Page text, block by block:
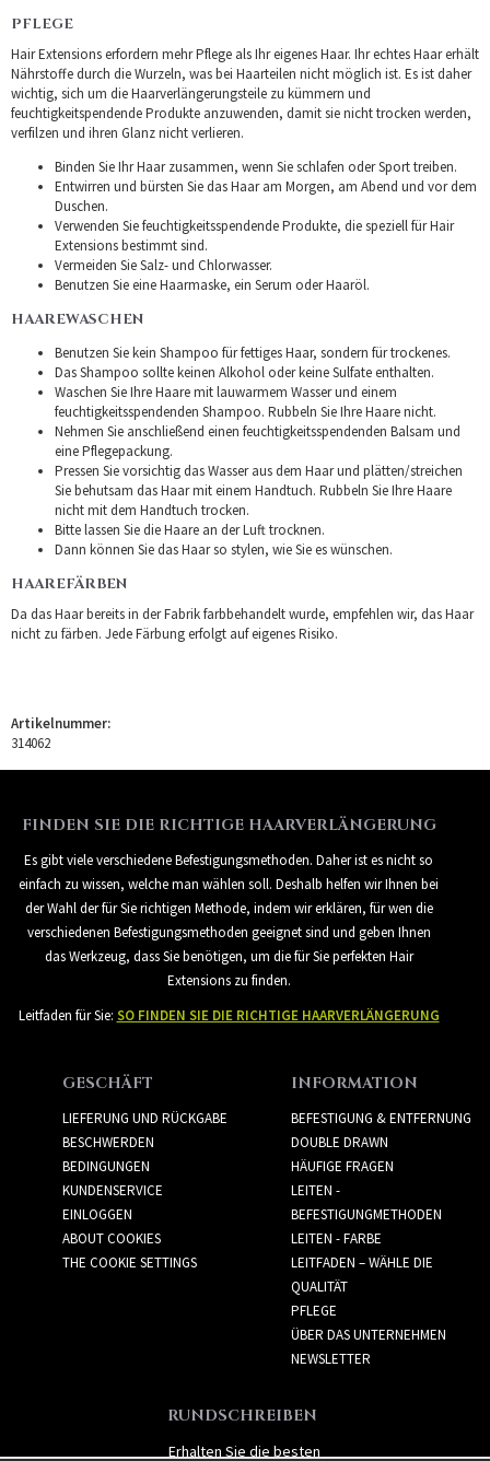
PFLEGE
Hair Extensions erfordern mehr Pflege als Ihr eigenes Haar. Ihr echtes Haar erhält
Nährstoffe durch die Wurzeln, was bei Haarteilen nicht möglich ist. Es ist daher
wichtig, sich um die Haarverlängerungsteile zu kümmern und
feuchtigkeitspendende Produkte anzuwenden, damit sie nicht trocken werden,
verfilzen und ihren Glanz nicht verlieren.
Binden Sie Ihr Haar zusammen, wenn Sie schlafen oder Sport treiben.
Entwirren und bürsten Sie das Haar am Morgen, am Abend und vor dem
Duschen.
Verwenden Sie feuchtigkeitsspendende Produkte, die speziell für Hair
Extensions bestimmt sind.
Vermeiden Sie Salz- und Chlorwasser.
Benutzen Sie eine Haarmaske, ein Serum oder Haaröl.
HAAREWASCHEN
Benutzen Sie kein Shampoo für fettiges Haar, sondern für trockenes.
Das Shampoo sollte keinen Alkohol oder keine Sulfate enthalten.
Waschen Sie Ihre Haare mit lauwarmem Wasser und einem
feuchtigkeitsspendenden Shampoo. Rubbeln Sie Ihre Haare nicht.
Nehmen Sie anschließend einen feuchtigkeitsspendenden Balsam und
eine Pflegepackung.
Pressen Sie vorsichtig das Wasser aus dem Haar und plätten/streichen
Sie behutsam das Haar mit einem Handtuch. Rubbeln Sie Ihre Haare
nicht mit dem Handtuch trocken.
Bitte lassen Sie die Haare an der Luft trocknen.
Dann können Sie das Haar so stylen, wie Sie es wünschen.
HAAREFÄRBEN
Da das Haar bereits in der Fabrik farbbehandelt wurde, empfehlen wir, das Haar
nicht zu färben. Jede Färbung erfolgt auf eigenes Risiko.
Artikelnummer:
314062
FINDEN SIE DIE RICHTIGE HAARVERLÄNGERUNG
Es gibt viele verschiedene Befestigungsmethoden. Daher ist es nicht so
einfach zu wissen, welche man wählen soll. Deshalb helfen wir Ihnen bei
der Wahl der für Sie richtigen Methode, indem wir erklären, für wen die
verschiedenen Befestigungsmethoden geeignet sind und geben Ihnen
das Werkzeug, dass Sie benötigen, um die für Sie perfekten Hair
Extensions zu finden.
Leitfaden für Sie: SO FINDEN SIE DIE RICHTIGE HAARVERLÄNGERUNG
GESCHÄFT
LIEFERUNG UND RÜCKGABE
BESCHWERDEN
BEDINGUNGEN
KUNDENSERVICE
EINLOGGEN
ABOUT COOKIES
THE COOKIE SETTINGS
INFORMATION
BEFESTIGUNG & ENTFERNUNG
DOUBLE DRAWN
HÄUFIGE FRAGEN
LEITEN -
BEFESTIGUNGMETHODEN
LEITEN - FARBE
LEITFADEN – WÄHLE DIE
QUALITÄT
PFLEGE
ÜBER DAS UNTERNEHMEN
NEWSLETTER
RUNDSCHREIBEN
Erhalten Sie die besten